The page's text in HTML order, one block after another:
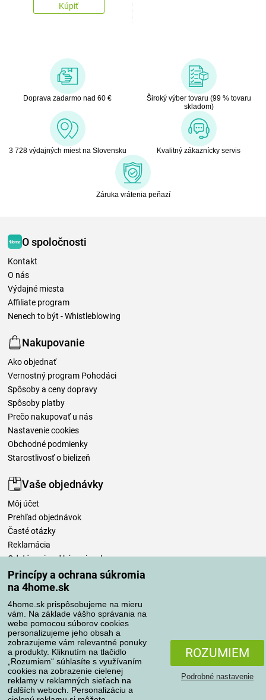
Princípy a ochrana súkromia
na 4home.sk
4home.sk prispôsobujeme na mieru
vám. Na základe vášho správania na
webe pomocou súborov cookies
personalizujeme jeho obsah a
zobrazujeme vám relevantné ponuky
a produkty. Kliknutím na tlačidlo
„Rozumiem“ súhlasíte s využívaním
cookies na zobrazenie cielenej
reklamy v reklamných sieťach na
ďalších weboch. Personalizáciu a
ROZUMIEM
Podrobné nastavenie
Kúpiť
Doprava zadarmo nad 60 €
Široký výber tovaru (99 % tovaru
skladom)
3 728 výdajných miest na Slovensku Kvalitný zákaznícky servis
Záruka vrátenia peňazí
O spoločnosti
Kontakt
O nás
Výdajné miesta
Affiliate program
Nenech to být - Whistleblowing
Nakupovanie
Ako objednať
Vernostný program Pohodáci
Spôsoby a ceny dopravy
Spôsoby platby
Prečo nakupovať u nás
Nastavenie cookies
Obchodné podmienky
Starostlivosť o bielizeň
Vaše objednávky
Môj účet
Prehľad objednávok
Časté otázky
Reklamácia
Odstúpenie od kúpnej zmluvy
Pravidlá spracovania recenzií
Spôsoby dopravy
Spôsoby platby
Spoľahlivý obchod